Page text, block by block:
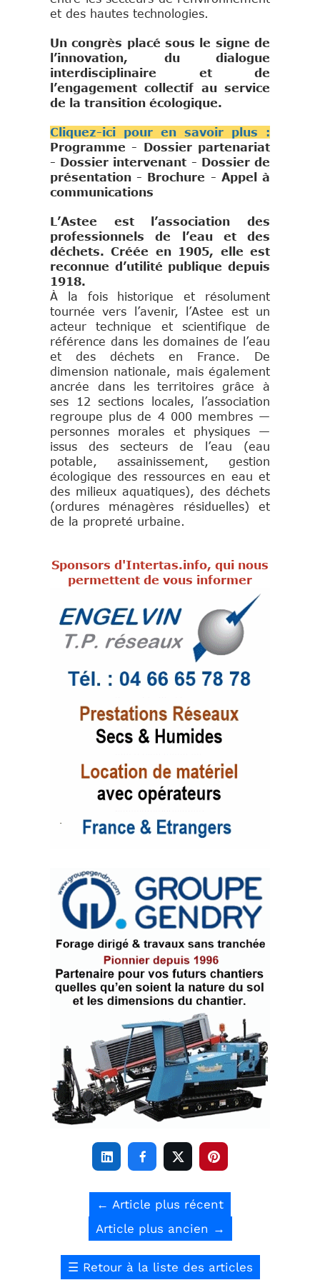
et des hautes technologies.
Un congrès placé sous le signe de
l’innovation, du dialogue
interdisciplinaire et de
l’engagement collectif au service
de la transition écologique.
Cliquez-ici pour en savoir plus :
Programme - Dossier partenariat
- Dossier intervenant - Dossier de
présentation - Brochure - Appel à
communications
L’Astee est l’association des
professionnels de l’eau et des
déchets. Créée en 1905, elle est
reconnue d’utilité publique depuis
1918.
À la fois historique et résolument
tournée vers l’avenir, l’Astee est un
acteur technique et scientifique de
référence dans les domaines de l’eau
et des déchets en France. De
dimension nationale, mais également
ancrée dans les territoires grâce à
ses 12 sections locales, l’association
regroupe plus de 4 000 membres —
personnes morales et physiques —
issus des secteurs de l’eau (eau
potable, assainissement, gestion
écologique des ressources en eau et
des milieux aquatiques), des déchets
(ordures ménagères résiduelles) et
de la propreté urbaine.
Sponsors d'Intertas.info, qui nous
permettent de vous informer
   
← Article plus récent
Article plus ancien →
☰ Retour à la liste des articles